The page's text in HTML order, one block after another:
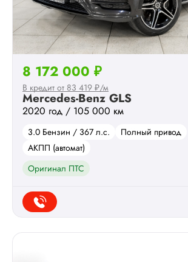
Mercedes-Benz GLS
2020 год / 105 000 км
3.0 Бензин / 367 л.с.
Полный привод
АКПП (автомат)
Оригинал ПТС
8 172 000 ₽
В кредит от 83 419 ₽/м